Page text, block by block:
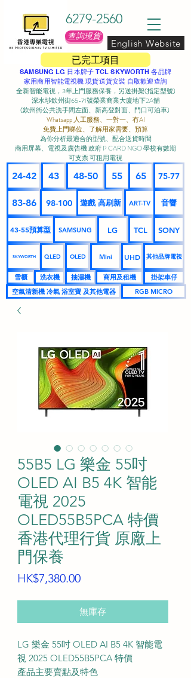
已完工項目
6279-2560
查詢現貨
English Website
SAMSUNG LG 日本牌子 TCL SKYWORTH 各品牌
家用商用智能電視機 現貨送貨安裝 自取歡迎查詢
全新智能電視，3年上門服務保養，另送掛架(指定型號)
深水埗欽州街65-71號榮業商業大廈地下2A舖
(欽州街公共洗手間左面、新高登對面、門口可泊車) ​
Whatsapp 人工服務、一對一、冇AI
免費上門睇位、了解用家需要、預算
為你分析最適合的型號、配合送貨時間
商用屏幕、電視及廣告機 政府 P CARD NGO 學校有數期
可支票 可租用電視
24-42 43 48-50 55 65 75-77
83-86 98-100 遊戲 高刷新 ART-TV 音響
43-55預算型 SAMSUNG LG TCL SONY
SKYWORTH QLED OLED Mini UHD 其他品牌電視
雪櫃 洗衣機 抽濕機 商用及租機
掛架車仔
空氣清新機 冷氣 浴室寶 及其他電器
RGB MICRO
55B5 LG 樂金 55吋
OLED AI B5 4K 智能
電視 2025
OLED55B5PCA 特價
香港代理行貨 原廠上
門保養
HK$7,380.00價
無庫存
LG 樂金 55吋 OLED AI B5 4K 智能電
視 2025 OLED55B5PCA 特價
產品主要賣點及特色